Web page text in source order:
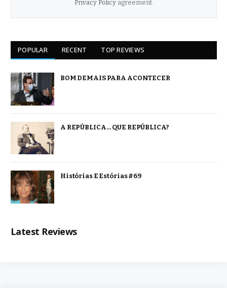
Privacy Policyagreement.
POPULAR RECENT TOP REVIEWS
BOM DEMAIS PARA ACONTECER
A REPÚBLICA… QUE REPÚBLICA?
Histórias E Estórias #69
Latest Reviews